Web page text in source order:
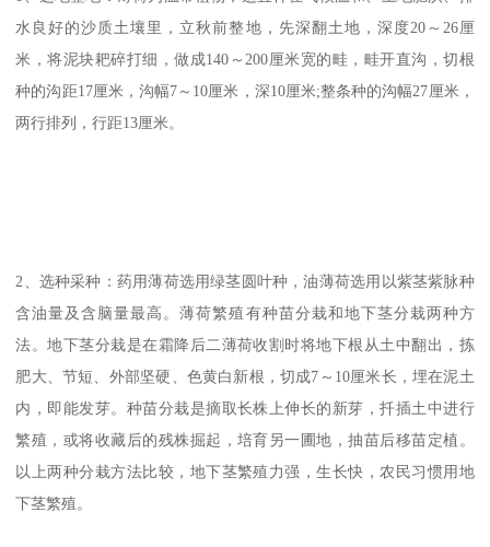
水良好的沙质土壤里，立秋前整地，先深翻土地，深度20～26厘
米，将泥块耙碎打细，做成140～200厘米宽的畦，畦开直沟，切根
种的沟距17厘米，沟幅7～10厘米，深10厘米;整条种的沟幅27厘米，
两行排列，行距13厘米。
2、选种采种：药用薄荷选用绿茎圆叶种，油薄荷选用以紫茎紫脉种
含油量及含脑量最高。薄荷繁殖有种苗分栽和地下茎分栽两种方
法。地下茎分栽是在霜降后二薄荷收割时将地下根从土中翻出，拣
肥大、节短、外部坚硬、色黄白新根，切成7～10厘米长，埋在泥土
内，即能发芽。种苗分栽是摘取长株上伸长的新芽，扦插土中进行
繁殖，或将收藏后的残株掘起，培育另一圃地，抽苗后移苗定植。
以上两种分栽方法比较，地下茎繁殖力强，生长快，农民习惯用地
下茎繁殖。